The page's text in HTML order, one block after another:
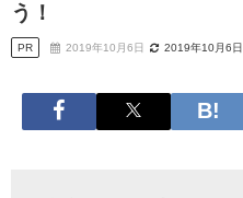
う！
PR 2019年10月6日 2019年10月6日